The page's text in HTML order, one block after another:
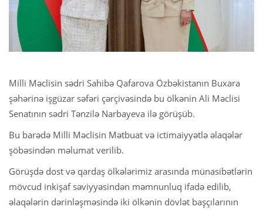
Milli Məclisin sədri Sahibə Qafarova Özbəkistanın Buxara
şəhərinə işgüzar səfəri çərçivəsində bu ölkənin Ali Məclisi
Senatının sədri Tənzilə Narbayeva ilə görüşüb.
Bu barədə Milli Məclisin Mətbuat və ictimaiyyətlə əlaqələr
şöbəsindən məlumat verilib.
Görüşdə dost və qardaş ölkələrimiz arasında münasibətlərin
mövcud inkişaf səviyyəsindən məmnunluq ifadə edilib,
əlaqələrin dərinləşməsində iki ölkənin dövlət başçılarının